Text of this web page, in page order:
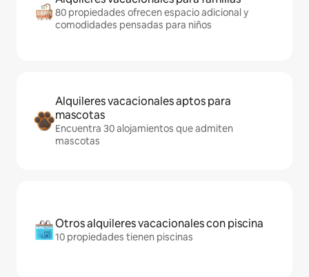
80 propiedades ofrecen espacio adicional y
comodidades pensadas para niños
Alquileres vacacionales aptos para
mascotas
Encuentra 30 alojamientos que admiten
mascotas
Otros alquileres vacacionales con piscina
10 propiedades tienen piscinas